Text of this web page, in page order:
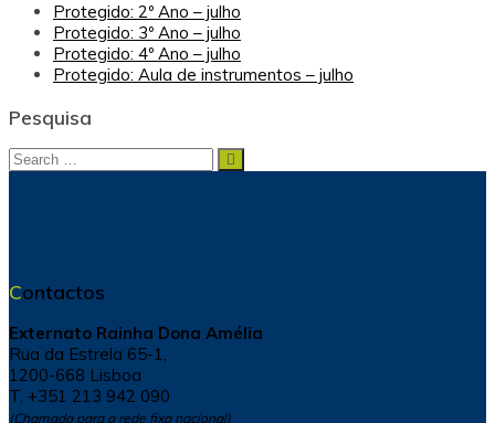
Protegido: 2º Ano – julho
Protegido: 3º Ano – julho
Protegido: 4º Ano – julho
Protegido: Aula de instrumentos – julho
Pesquisa
Search
Search
Contactos
Externato Rainha Dona Amélia
Rua da Estrela 65-1,
1200-668 Lisboa
T. +351 213 942 090
(Chamada para a rede fixa nacional)